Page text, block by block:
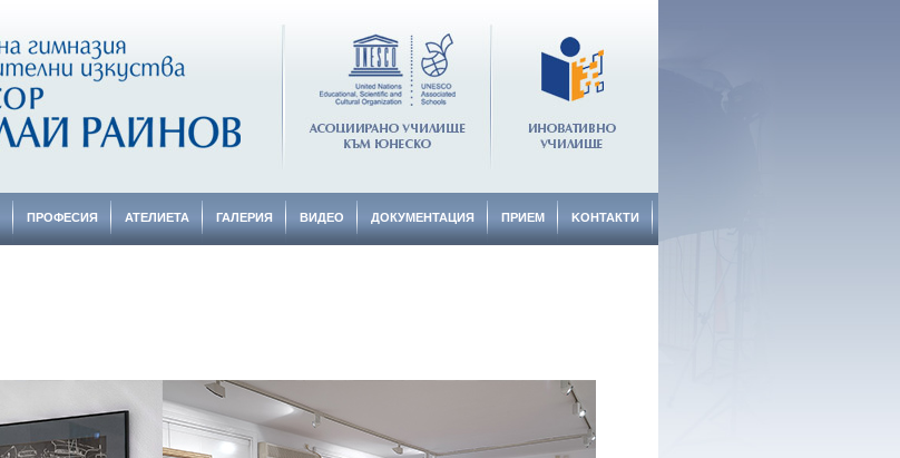
ПРОФЕСИЯ АТЕЛИЕТА ГАЛЕРИЯ ВИДЕО ДОКУМЕНТАЦИЯ ПРИЕМ KОНТАКТИ